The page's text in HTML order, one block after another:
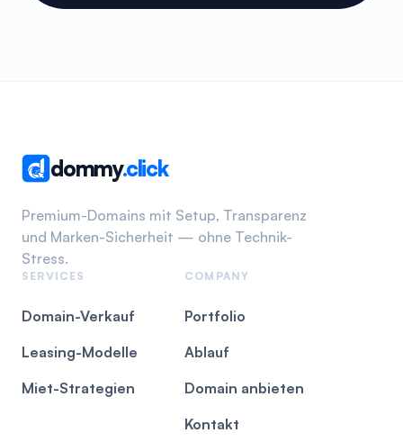
dommy.click
Premium-Domains mit Setup, Transparenz
und Marken-Sicherheit — ohne Technik-
Stress.
SERVICES
Domain-Verkauf
Leasing-Modelle
Miet-Strategien
COMPANY
Portfolio
Ablauf
Domain anbieten
Kontakt